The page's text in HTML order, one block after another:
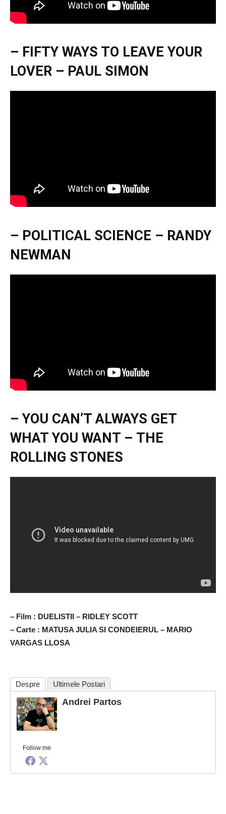
– FIFTY WAYS TO LEAVE YOUR
LOVER – PAUL SIMON
– POLITICAL SCIENCE – RANDY
NEWMAN
– YOU CAN’T ALWAYS GET
WHAT YOU WANT – THE
ROLLING STONES
– Film : DUELISTII – RIDLEY SCOTT
– Carte : MATUSA JULIA SI CONDEIERUL – MARIO
VARGAS LLOSA
Despre Ultimele Postari
Follow me
Andrei Partos